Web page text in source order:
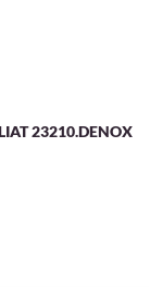
23210.DENOX